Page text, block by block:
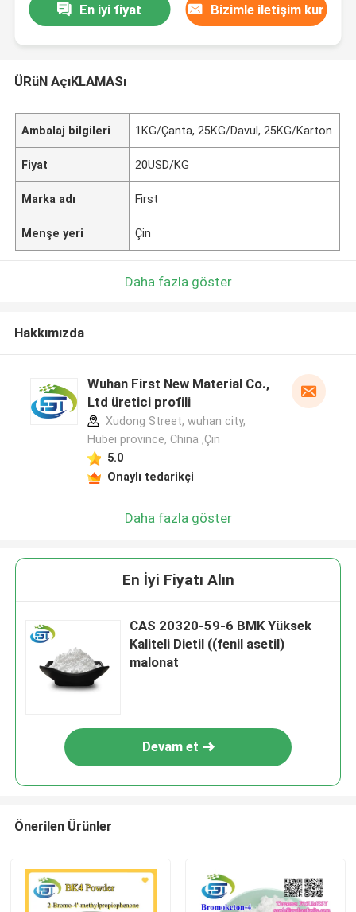
En iyi fiyat Bizimle iletişim kur
ÜRüN AçıKLAMASı
Ambalaj bilgileri 1KG/Çanta, 25KG/Davul, 25KG/Karton
Fiyat 20USD/KG
Marka adı First
Menşe yeri Çin
Daha fazla göster
Hakkımızda
Wuhan First New Material Co.,
Ltd üretici profili
Xudong Street, wuhan city,
Hubei province, China ,Çin
5.0
Onaylı tedarikçi
Daha fazla göster
En İyi Fiyatı Alın
CAS 20320-59-6 BMK Yüksek
Kaliteli Dietil ((fenil asetil)
malonat
Devam et
Önerilen Ürünler